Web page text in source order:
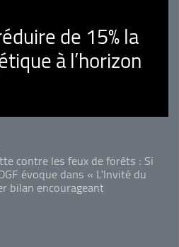
de 15% la
à l’horizon
contre les feux de forêts : Si
évoque dans « L'Invité du
bilan encourageant